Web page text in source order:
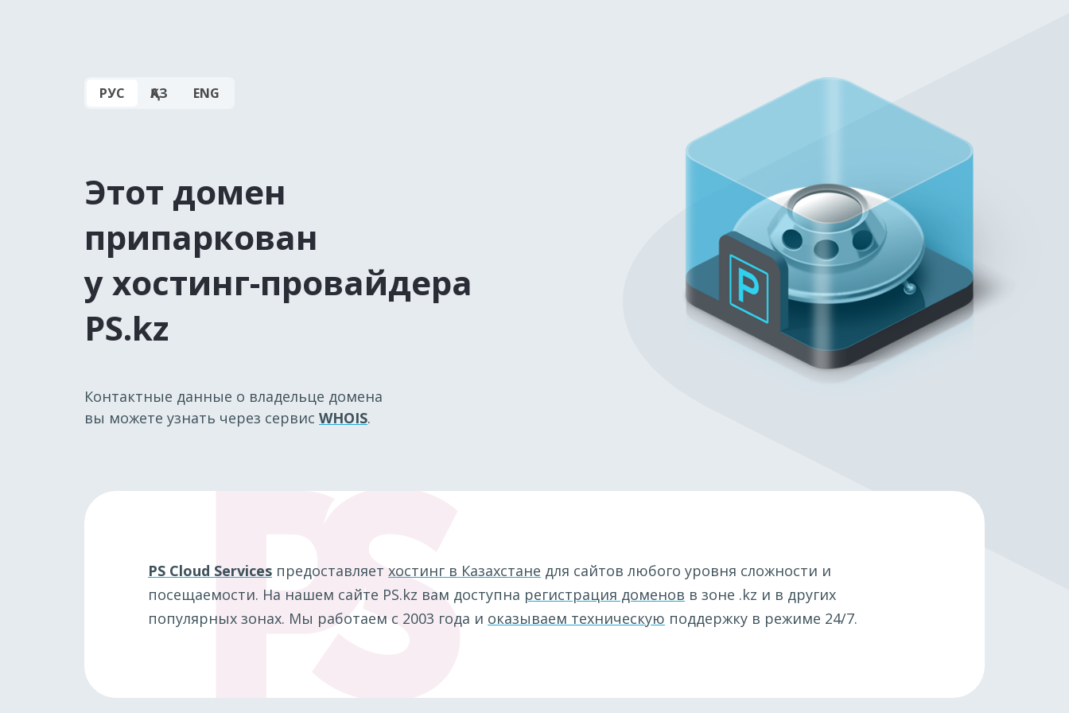
РУС ҚАЗ ENG
Этот домен
припаркован
у хостинг-провайдера
PS.kz
Контактные данные о владельце домена
вы можете узнать через сервис WHOIS.
PS Cloud Services предоставляет хостинг в Казахстане для сайтов любого уровня сложности и
посещаемости. На нашем сайте PS.kz вам доступна регистрация доменов в зоне .kz и в других
популярных зонах. Мы работаем с 2003 года и оказываем техническую поддержку в режиме 24/7.